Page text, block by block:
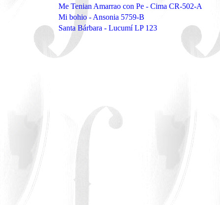
Me Tenian Amarrao con Pe - Cima CR-502-A
Mi bohio - Ansonia 5759-B
Santa Bárbara - Lucumí LP 123